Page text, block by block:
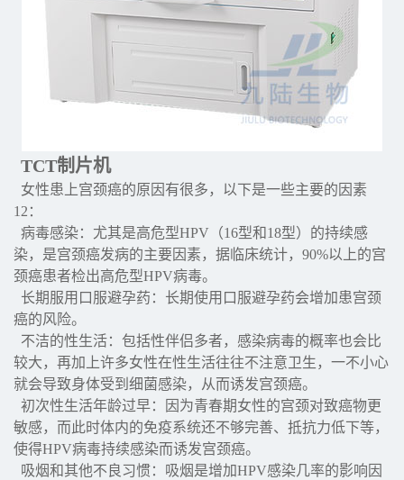
TCT制片机
女性患上宫颈癌的原因有很多，以下是一些主要的因素
12：
病毒感染：尤其是高危型HPV（16型和18型）的持续感
染，是宫颈癌发病的主要因素，据临床统计，90%以上的宫
颈癌患者检出高危型HPV病毒。
长期服用口服避孕药：长期使用口服避孕药会增加患宫颈
癌的风险。
不洁的性生活：包括性伴侣多者，感染病毒的概率也会比
较大，再加上许多女性在性生活往往不注意卫生，一不小心
就会导致身体受到细菌感染，从而诱发宫颈癌。
初次性生活年龄过早：因为青春期女性的宫颈对致癌物更
敏感，而此时体内的免疫系统还不够完善、抵抗力低下等，
使得HPV病毒持续感染而诱发宫颈癌。
吸烟和其他不良习惯：吸烟是增加HPV感染几率的影响因